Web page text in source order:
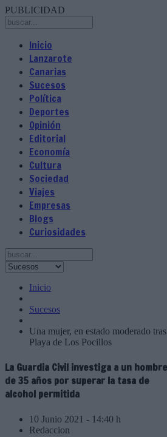
PUBLICIDAD
Inicio
Lanzarote
Canarias
Sucesos
Política
Deportes
Opinión
Editorial
Economía
Cultura
Sociedad
Viajes
Empresas
Blogs
Curiosidades
Inicio
Sucesos
Una mujer, en estado moderado
Playa de Los Pocillos
La Guardia Civil investiga a un hombre
de 35 años por superar la tasa de
alcohol permitida
10 Junio 2021 - 14:40 h
Redaccion